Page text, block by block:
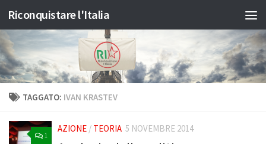
Salta al contenuto
Riconquistare l'Italia
TAGGATO: IVAN KRASTEV
1
AZIONE / TEORIA 5 NOVEMBRE 2014